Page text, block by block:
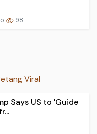
98
Viral
Says US to 'Guide